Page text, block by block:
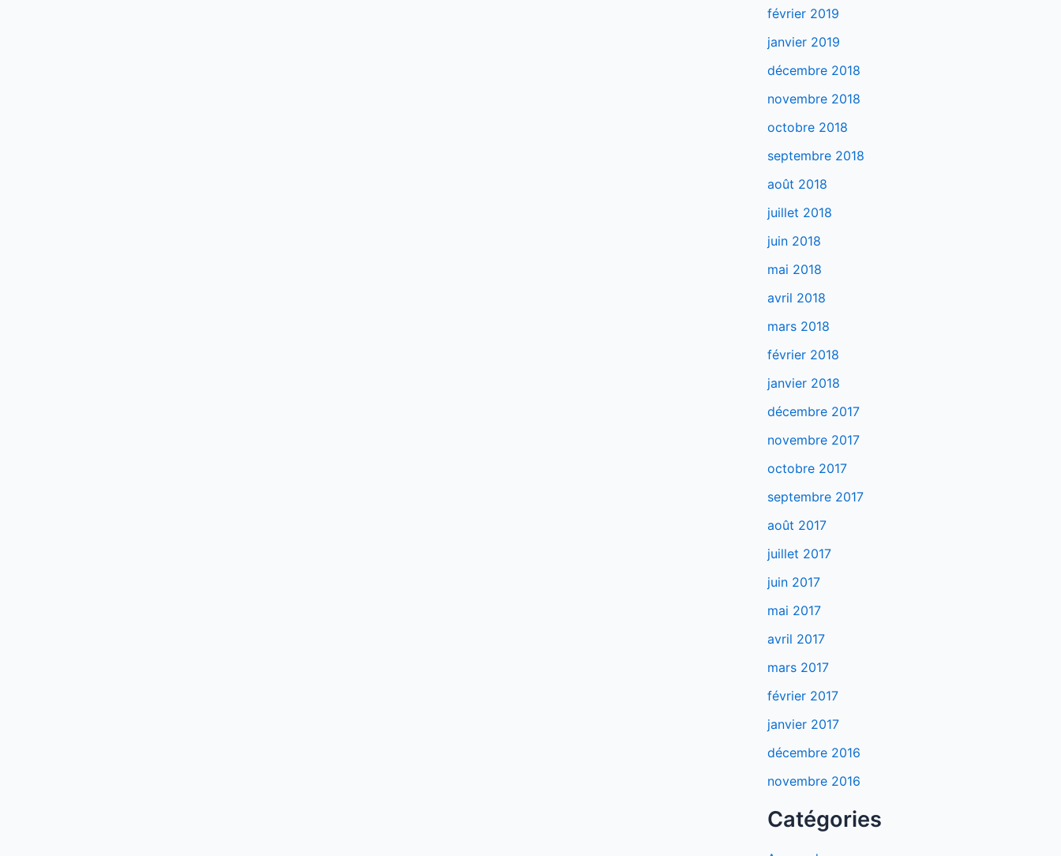
février 2019
janvier 2019
décembre 2018
novembre 2018
octobre 2018
septembre 2018
août 2018
juillet 2018
juin 2018
mai 2018
avril 2018
mars 2018
février 2018
janvier 2018
décembre 2017
novembre 2017
octobre 2017
septembre 2017
août 2017
juillet 2017
juin 2017
mai 2017
avril 2017
mars 2017
février 2017
janvier 2017
décembre 2016
novembre 2016
Catégories